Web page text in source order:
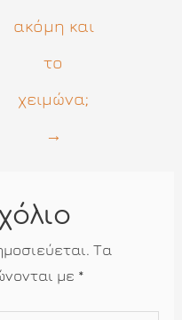
ακόμη και
το
χειμώνα;
→
Τα
με *